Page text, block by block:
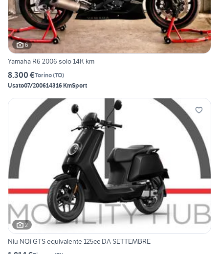
6
Yamaha R6 2006 solo 14K km
8.300 €Torino(TO)
Usato07/200614316 KmSport
2
Niu NQi GTS equivalente 125cc DA SETTEMBRE